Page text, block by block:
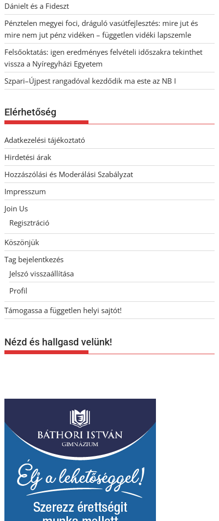
Dánielt és a Fideszt
Pénztelen megyei foci, dráguló vasútfejlesztés: mire jut és
mire nem jut pénz vidéken – független vidéki lapszemle
Felsőoktatás: igen eredményes felvételi időszakra tekinthet
vissza a Nyíregyházi Egyetem
Szpari–Újpest rangadóval kezdődik ma este az NB I
Elérhetőség
Adatkezelési tájékoztató
Hirdetési árak
Hozzászólási és Moderálási Szabályzat
Impresszum
Join Us
Regisztráció
Köszönjük
Tag bejelentkezés
Jelszó visszaállítása
Profil
Támogassa a független helyi sajtót!
Nézd és hallgasd velünk!